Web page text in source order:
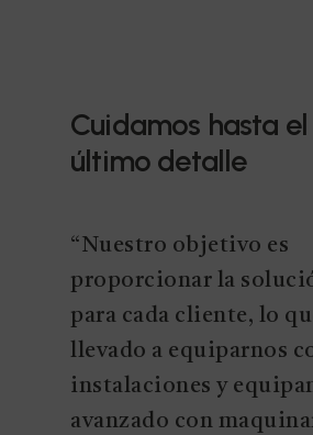
Cuidamos hasta el
último detalle
“Nuestro objetivo es
proporcionar la
para cada cliente, lo
llevado a equiparnos
instalaciones y
avanzado con